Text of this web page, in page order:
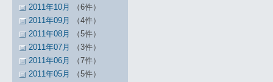
2011年10月
（6件）
2011年09月
（4件）
2011年08月
（5件）
2011年07月
（3件）
2011年06月
（7件）
2011年05月
（5件）